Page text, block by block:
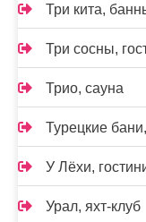
Три кита,
Три сосны,
Трио, сауна
Турецкие
У Лёхи,
Урал, яхт-клуб